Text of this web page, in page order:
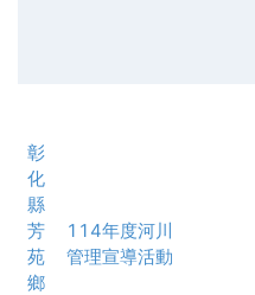
彰
化
縣
芳
苑
鄉
114年度河川
管理宣導活動